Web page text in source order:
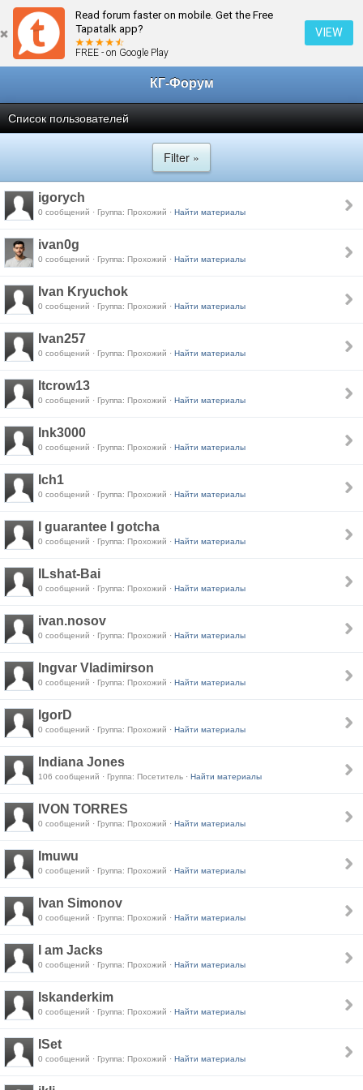
Read forum faster on mobile. Get the Free
Tapatalk app?
FREE - on Google Play
VIEW
← Главная
КГ-Форум
Список пользователей
Filter »
igorych
0 сообщений · Группа: Прохожий · Найти материалы
ivan0g
0 сообщений · Группа: Прохожий · Найти материалы
Ivan Kryuchok
0 сообщений · Группа: Прохожий · Найти материалы
Ivan257
0 сообщений · Группа: Прохожий · Найти материалы
Itcrow13
0 сообщений · Группа: Прохожий · Найти материалы
Ink3000
0 сообщений · Группа: Прохожий · Найти материалы
Ich1
0 сообщений · Группа: Прохожий · Найти материалы
I guarantee I gotcha
0 сообщений · Группа: Прохожий · Найти материалы
ILshat-Bai
0 сообщений · Группа: Прохожий · Найти материалы
ivan.nosov
0 сообщений · Группа: Прохожий · Найти материалы
Ingvar Vladimirson
0 сообщений · Группа: Прохожий · Найти материалы
IgorD
0 сообщений · Группа: Прохожий · Найти материалы
Indiana Jones
106 сообщений · Группа: Посетитель · Найти материалы
IVON TORRES
0 сообщений · Группа: Прохожий · Найти материалы
Imuwu
0 сообщений · Группа: Прохожий · Найти материалы
Ivan Simonov
0 сообщений · Группа: Прохожий · Найти материалы
I am Jacks
0 сообщений · Группа: Прохожий · Найти материалы
Iskanderkim
0 сообщений · Группа: Прохожий · Найти материалы
ISet
0 сообщений · Группа: Прохожий · Найти материалы